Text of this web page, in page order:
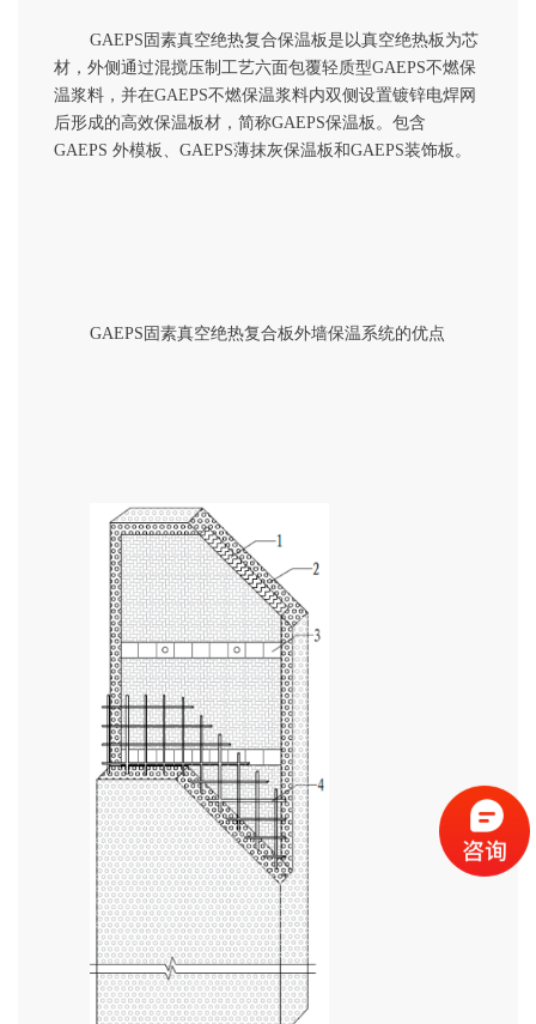
GAEPS 固素真空绝热复合保温板是以真空绝热板为芯
材，外侧通过混搅压制工艺六面包覆轻质型GAEPS不燃保
温浆料，并在GAEPS不燃保温浆料内双侧设置镀锌电焊网
后形成的高效保温板材，简称GAEPS保温板。包含
GAEPS 外模板、 GAEPS薄抹灰保温板和GAEPS装饰板。
GAEPS 固素真空绝热复合板外墙保温系统的优点